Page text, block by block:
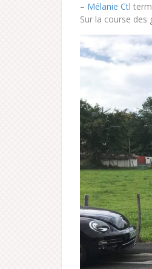
– Mélanie Ctl
Sur la course des